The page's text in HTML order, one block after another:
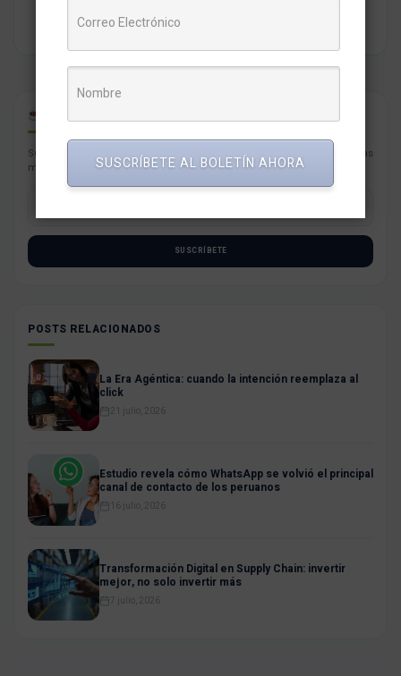
CAFÉ PARA PYMES
Suscríbete con tu correo a nuestro newsletter semanal con las noticias
más resaltantes para tu negocio.
SUSCRÍBETE
POSTS RELACIONADOS
La Era Agéntica: cuando la intención reemplaza al
click
21 julio, 2026
Estudio revela cómo WhatsApp se volvió el principal
canal de contacto de los peruanos
16 julio, 2026
Transformación Digital en Supply Chain: invertir
mejor, no solo invertir más
7 julio, 2026
SUSCRÍBETE AL BOLETÍN AHORA